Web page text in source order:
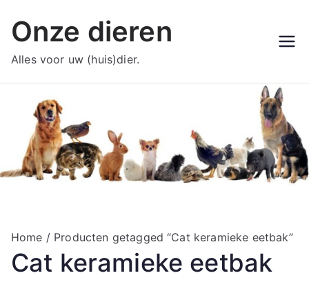
naar
inhoud
Onze dieren
Alles voor uw (huis)dier.
Home / Producten getagged “Cat keramieke eetbak”
Cat keramieke eetbak